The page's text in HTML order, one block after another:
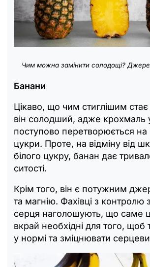
Чим можна замінити солодощі?
Банани
Цікаво, що чим стиглішим
він солодший, адже крохмаль
поступово перетворюється на
цукри. Проте, на відміну від
білого цукру, банан дає
ситості.
Крім того, він є потужним
та магнію. Фахівці з контролю
серця наголошують, що саме
вкрай необхідні для того, щоб
у нормі та зміцнювати